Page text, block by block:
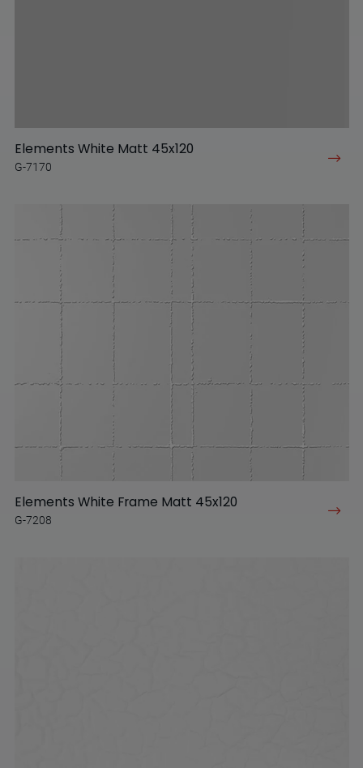
Elements White Matt 45x120
G-7170
Elements White Frame Matt 45x120
G-7208